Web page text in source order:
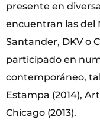
presente en
encuentran las del
Santander, DKV o
participado en
contemporáneo,
Estampa (2014),
Chicago (2013).